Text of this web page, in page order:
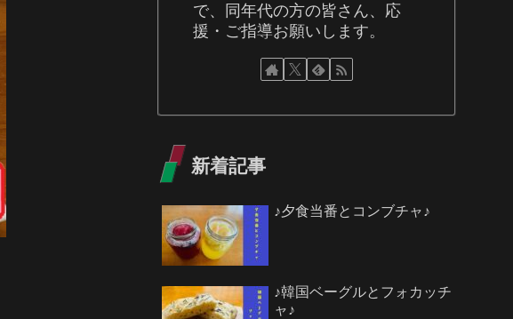
で、同年代の方の皆さん、応
援・ご指導お願いします。
新着記事
♪夕食当番とコンブチャ♪
♪韓国ベーグルとフォカッチ
ャ♪